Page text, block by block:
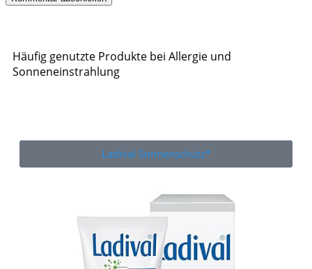
Häufig genutzte Produkte bei Allergie und
Sonneneinstrahlung
Ladival Sonnenschutz*